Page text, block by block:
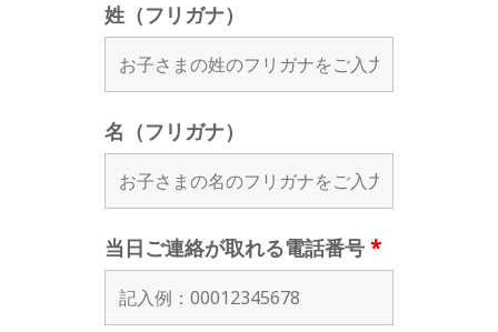
姓（フリガナ）
名（フリガナ）
当日ご連絡が取れる電話番号 *